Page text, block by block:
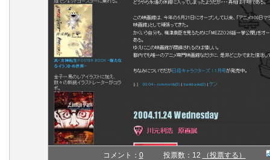
コメント： 0 投票数：12 （投票する）